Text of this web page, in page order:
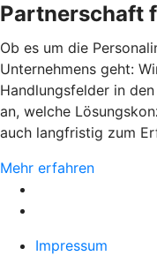
Partnerschaft
Ob es um die
Unternehmens geht:
Handlungsfelder in
an, welche
auch langfristig zum
Mehr erfahren
Impressum